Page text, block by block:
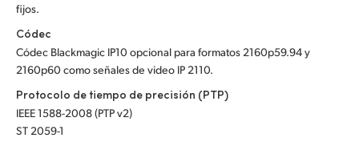
fijos.
Códec
Códec Blackmagic IP10 opcional para formatos 2160p59.94 y
2160p60 como señales de video IP 2110.
Protocolo de tiempo de precisión (PTP)
IEEE 1588-2008 (PTP v2)
ST 2059-1